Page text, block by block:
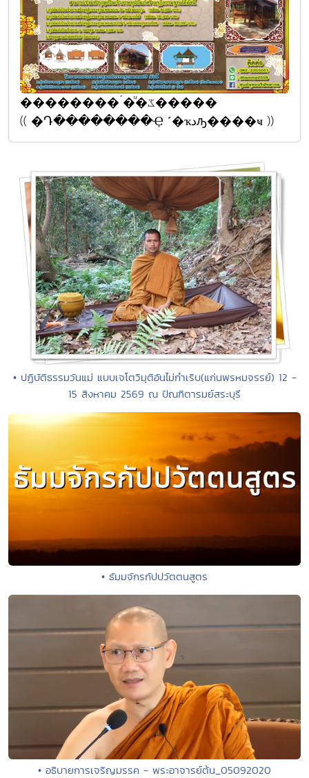
��������´�ͧ�ػ�����
(( �Դ��������Ҿ ˹�ҡدԡ����ҹ ))
• ปฏิบัติธรรมวันแม่ แบบเจโตวิมุติอันไม่กำเริบ(แก่นพรหมจรรย์) 12 -
15 สิงหาคม 2569 ณ ปัณฑิตารมย์สระบุรี
• ธัมมจักรกัปปวัตตนสูตร
• อธิบายการเจริญมรรค - พระอาจารย์ต้น_05092020